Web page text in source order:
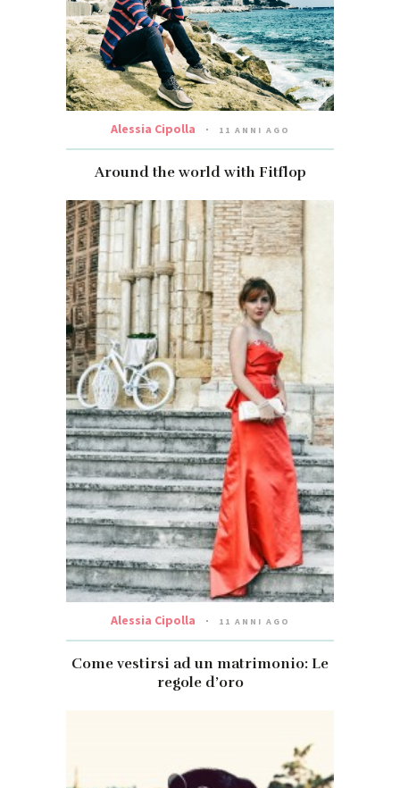
Alessia Cipolla 11 ANNI AGO
Around the world with Fitflop
Alessia Cipolla 11 ANNI AGO
Come vestirsi ad un matrimonio: Le
regole d’oro